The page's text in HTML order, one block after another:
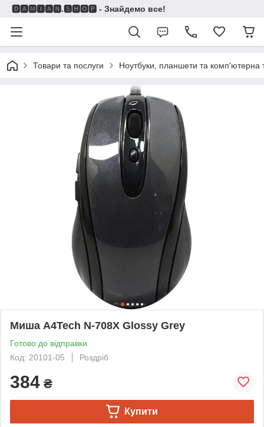
🅳🅰🅼🅸🅰🅽.🆂🅷🅾🅿 - Знайдемо все!
Товари та послуги Ноутбуки, планшети та комп'ютерна
Миша A4Tech N-708X Glossy Grey
Готово до відправки
Код: 20101-05
Роздріб
384 ₴
Купити